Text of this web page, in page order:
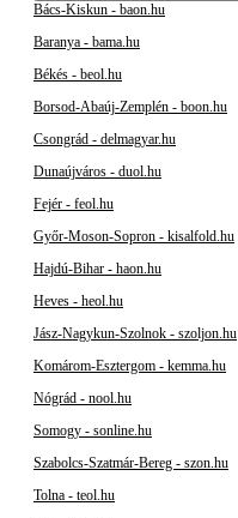
Bács-Kiskun - baon.hu
Baranya - bama.hu
Békés - beol.hu
Borsod-Abaúj-Zemplén - boon.hu
Csongrád - delmagyar.hu
Dunaújváros - duol.hu
Fejér - feol.hu
Győr-Moson-Sopron - kisalfold.hu
Hajdú-Bihar - haon.hu
Heves - heol.hu
Jász-Nagykun-Szolnok - szoljon.hu
Komárom-Esztergom - kemma.hu
Nógrád - nool.hu
Somogy - sonline.hu
Szabolcs-Szatmár-Bereg - szon.hu
Tolna - teol.hu